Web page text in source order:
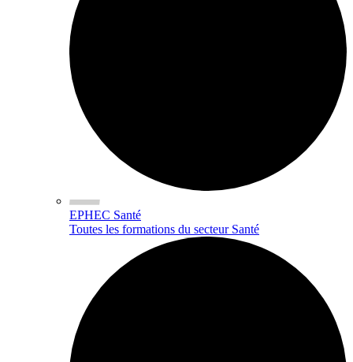
EPHEC Santé
Toutes les formations du secteur Santé